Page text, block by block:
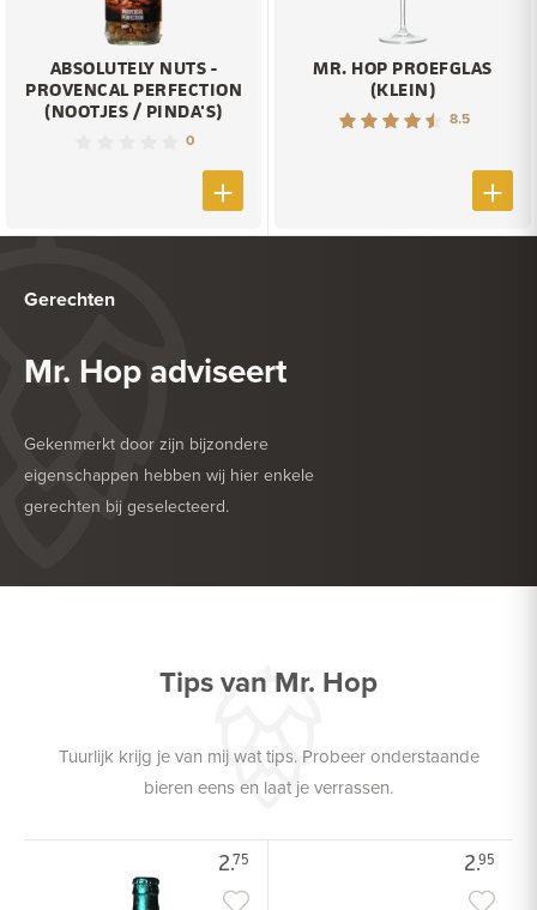
ABSOLUTELY NUTS -
PROVENCAL PERFECTION
(NOOTJES / PINDA'S)
0
MR. HOP PROEFGLAS
(KLEIN)
8.5
Gerechten
Mr. Hop adviseert
Gekenmerkt door zijn bijzondere
eigenschappen hebben wij hier enkele
gerechten bij geselecteerd.
HEERLIJK BIJ
Tips van Mr. Hop
Tuurlijk krijg je van mij wat tips. Probeer onderstaande
bieren eens en laat je verrassen.
2.75 2.95